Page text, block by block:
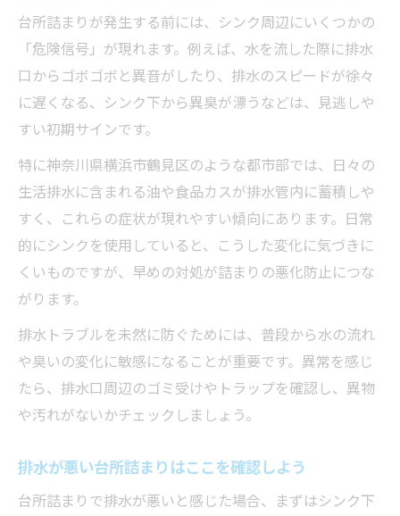
台所詰まりが発生する前には、シンク周辺にいくつかの
「危険信号」が現れます。例えば、水を流した際に排水
口からゴボゴボと異音がしたり、排水のスピードが徐々
に遅くなる、シンク下から異臭が漂うなどは、見逃しや
すい初期サインです。
特に神奈川県横浜市鶴見区のような都市部では、日々の
生活排水に含まれる油や食品カスが排水管内に蓄積しや
すく、これらの症状が現れやすい傾向にあります。日常
的にシンクを使用していると、こうした変化に気づきに
くいものですが、早めの対処が詰まりの悪化防止につな
がります。
排水トラブルを未然に防ぐためには、普段から水の流れ
や臭いの変化に敏感になることが重要です。異常を感じ
たら、排水口周辺のゴミ受けやトラップを確認し、異物
や汚れがないかチェックしましょう。
排水が悪い台所詰まりはここを確認しよう
台所詰まりで排水が悪いと感じた場合、まずはシンク下